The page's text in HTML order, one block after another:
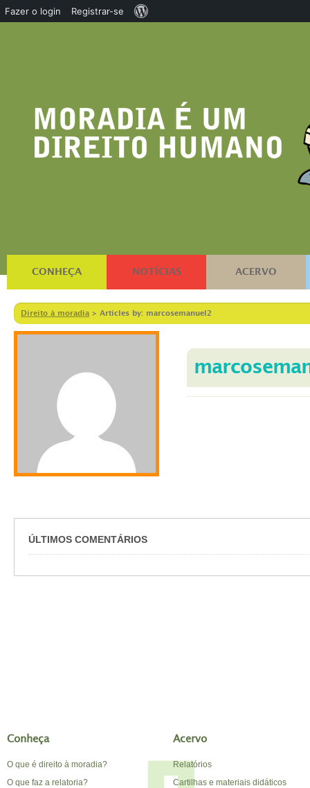
CONHEÇA NOTÍCIAS ACERVO
Direito à moradia > Articles by: marcosemanuel2
ÚLTIMOS COMENTÁRIOS
Conheça
O que é direito à moradia?
O que faz a relatoria?
Acervo
Relatórios
Cartilhas e materiais didáticos
Fazer o login Registrar-se